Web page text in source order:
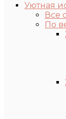
Уютная
Все
По